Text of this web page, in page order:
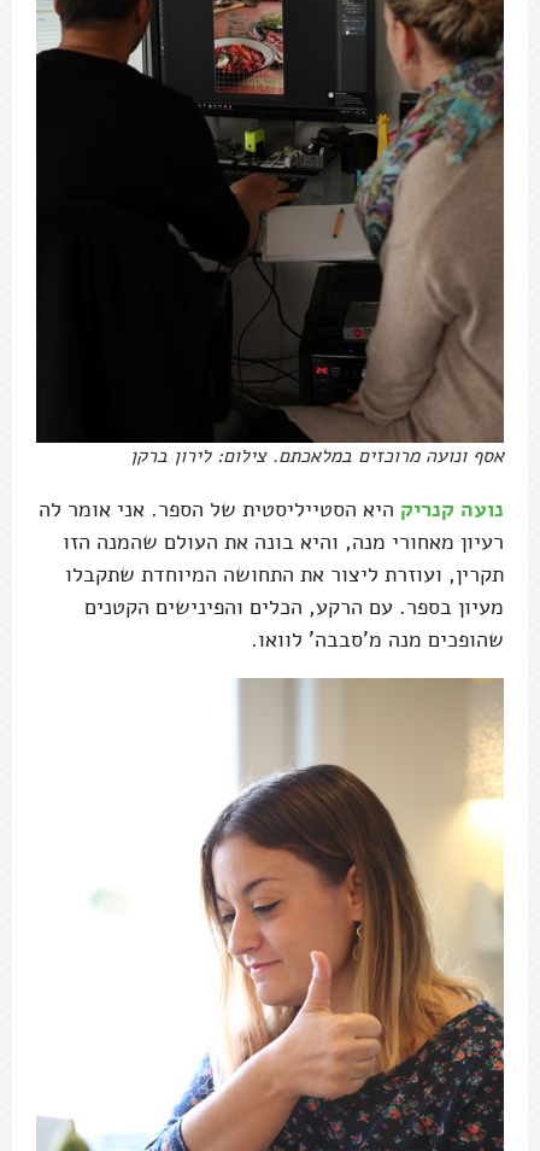
אסף ונועה מרוכזים במלאכתם. צילום: לירון ברקן
נועה קנריק היא הסטייליסטית של הספר. אני אומר לה
רעיון מאחורי מנה, והיא בונה את העולם שהמנה הזו
תקרין, ועוזרת ליצור את התחושה המיוחדת שתקבלו
מעיון בספר. עם הרקע, הכלים והפינישים הקטנים
שהופכים מנה מ'סבבה' לוואו.